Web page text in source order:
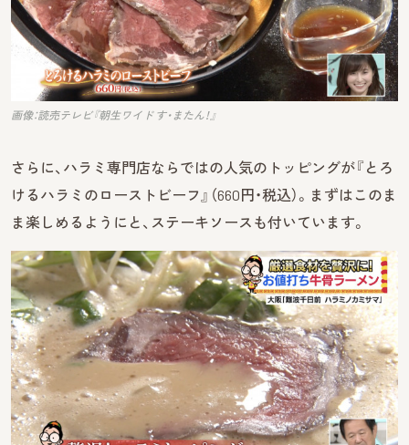
画像：読売テレビ『朝生ワイド す・またん！』
さらに、ハラミ専門店ならではの人気のトッピングが『とろ
けるハラミのローストビーフ』（660円・税込）。まずはこのま
ま楽しめるようにと、ステーキソースも付いています。